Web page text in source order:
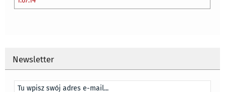
Newsletter